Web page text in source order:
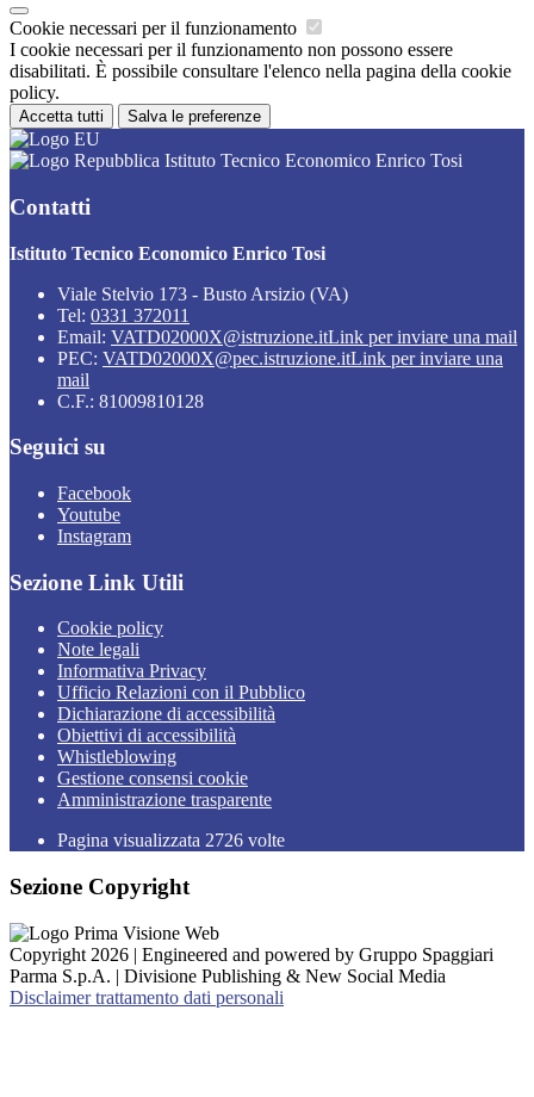
Cookie necessari per il funzionamento
I cookie necessari per il funzionamento non possono essere
disabilitati. È possibile consultare l'elenco nella pagina della cookie
policy.
Accetta tutti Salva le preferenze
Istituto Tecnico Economico Enrico Tosi
Contatti
Istituto Tecnico Economico Enrico Tosi
Viale Stelvio 173 - Busto Arsizio (VA)
Tel: 0331 372011
Email: VATD02000X@istruzione.itLink per inviare una mail
PEC: VATD02000X@pec.istruzione.itLink per inviare una
mail
C.F.: 81009810128
Seguici su
Facebook
Youtube
Instagram
Sezione Link Utili
Cookie policy
Note legali
Informativa Privacy
Ufficio Relazioni con il Pubblico
Dichiarazione di accessibilità
Obiettivi di accessibilità
Whistleblowing
Gestione consensi cookie
Amministrazione trasparente
Pagina visualizzata 2726 volte
Sezione Copyright
Copyright 2026 | Engineered and powered by Gruppo Spaggiari
Parma S.p.A. | Divisione Publishing & New Social Media
Disclaimer trattamento dati personali